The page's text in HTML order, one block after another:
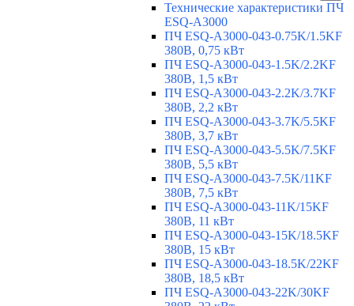
Технические характеристики ПЧ
ESQ-A3000
ПЧ ESQ-A3000-043-0.75K/1.5KF
380В, 0,75 кВт
ПЧ ESQ-A3000-043-1.5K/2.2KF
380В, 1,5 кВт
ПЧ ESQ-A3000-043-2.2K/3.7KF
380В, 2,2 кВт
ПЧ ESQ-A3000-043-3.7K/5.5KF
380В, 3,7 кВт
ПЧ ESQ-A3000-043-5.5K/7.5KF
380В, 5,5 кВт
ПЧ ESQ-A3000-043-7.5K/11KF
380В, 7,5 кВт
ПЧ ESQ-A3000-043-11K/15KF
380В, 11 кВт
ПЧ ESQ-A3000-043-15K/18.5KF
380В, 15 кВт
ПЧ ESQ-A3000-043-18.5K/22KF
380В, 18,5 кВт
ПЧ ESQ-A3000-043-22K/30KF